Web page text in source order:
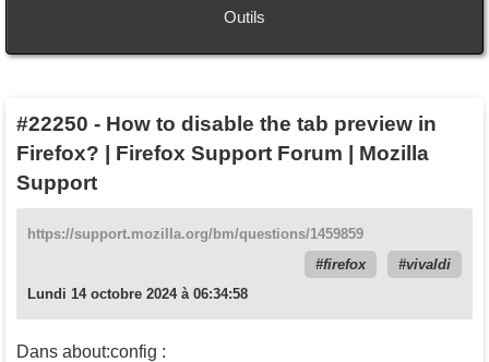
Outils
#22250 - How to disable the tab preview in
Firefox? | Firefox Support Forum | Mozilla
Support
https://support.mozilla.org/bm/questions/1459859
firefox
vivaldi
Lundi 14 octobre 2024 à 06:34:58
Dans about:config :